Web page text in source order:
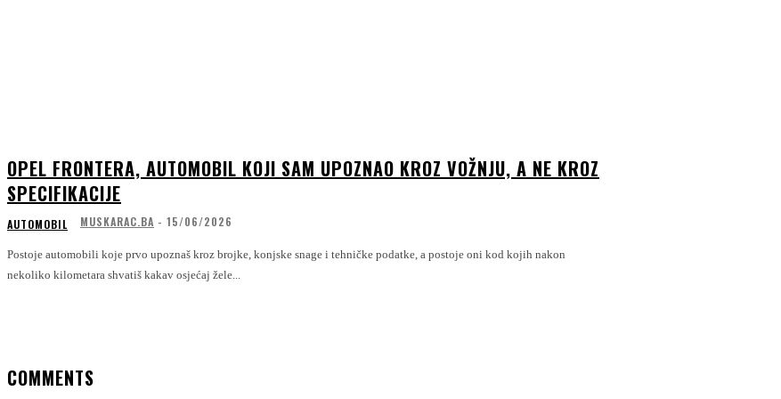
OPEL FRONTERA, AUTOMOBIL KOJI SAM UPOZNAO KROZ VOŽNJU, A NE KROZ
SPECIFIKACIJE
AUTOMOBIL MUSKARAC.BA - 15/06/2026
Postoje automobili koje prvo upoznaš kroz brojke, konjske snage i tehničke podatke, a postoje oni kod kojih nakon
nekoliko kilometara shvatiš kakav osjećaj žele...
COMMENTS